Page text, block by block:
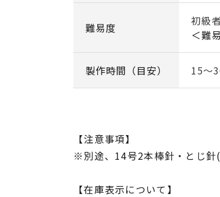
難易度
初
＜難
製作時間（目安） 15～
【注意事項】
※別途、14号2本棒針・とじ針
【在庫表示について】